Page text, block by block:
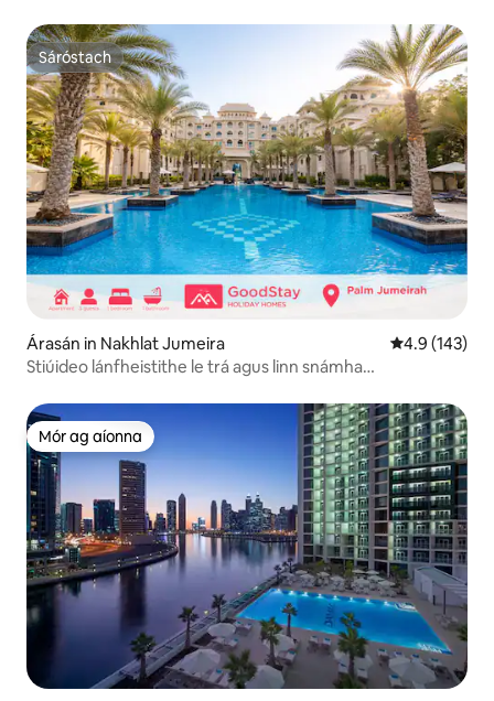
Sáróstach
Sáróstach
Árasán in Nakhlat Jumeira Meánrátáil
4.9 (143)
Stiúideo lánfheistithe le trá agus linn snámha
Mór ag aíonna
Mór ag aíonna